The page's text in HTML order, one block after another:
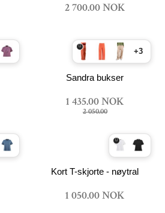
2 700.00 NOK
+3
Sandra bukser
1 435.00 NOK
2 050.00
Kort T-skjorte - nøytral
1 050.00 NOK